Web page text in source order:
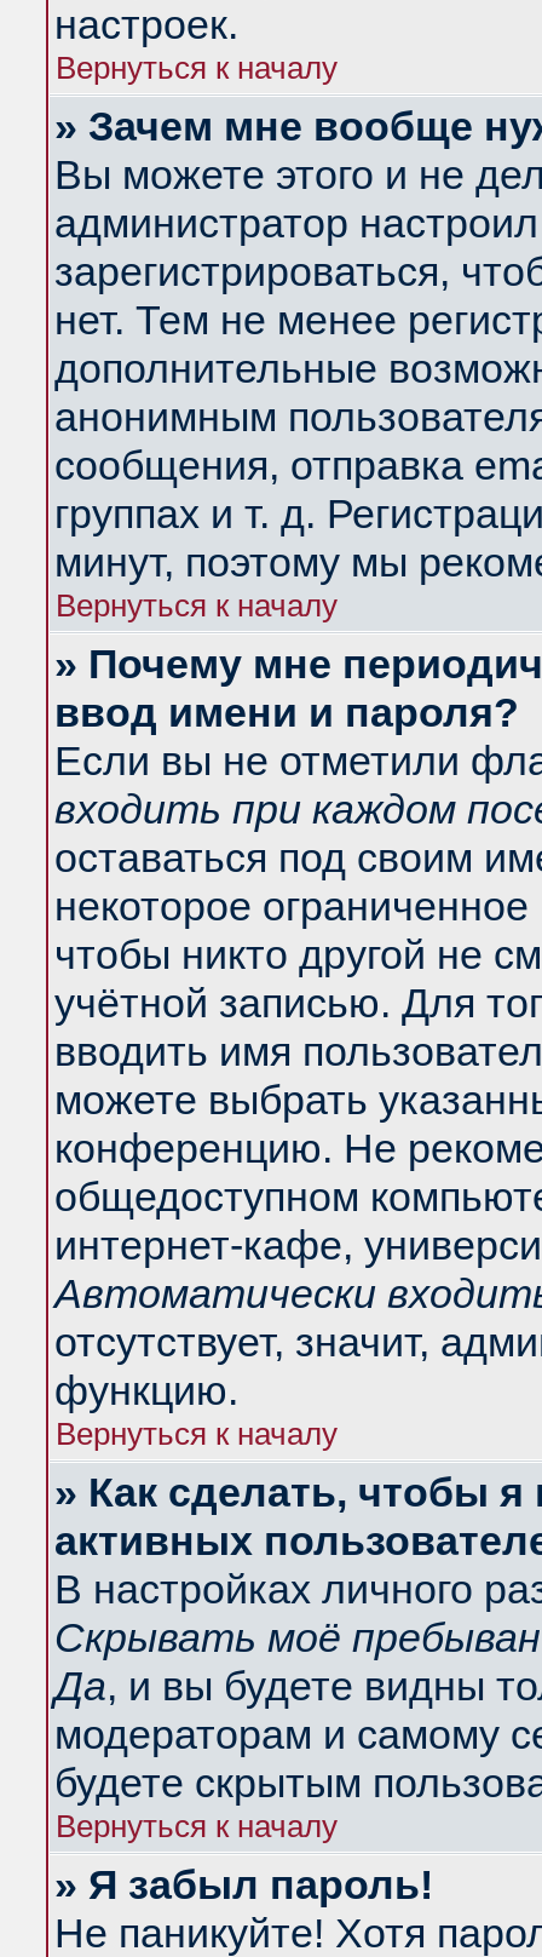
настроек.
Вернуться к началу
» Зачем мне вообще
Вы можете этого и не
администратор
зарегистрироваться,
нет. Тем не менее
дополнительные
анонимным
сообщения, отправка
группах и т. д.
минут, поэтому мы
Вернуться к началу
» Почему мне
ввод имени и пароля?
Если вы не отметили
входить при каждом
оставаться под своим
некоторое
чтобы никто другой не
учётной записью. Для
вводить имя
можете выбрать
конференцию. Не
общедоступном
интернет-кафе,
Автоматически
отсутствует, значит,
функцию.
Вернуться к началу
» Как сделать, чтобы
активных
В настройках личного
Скрывать моё
Да, и вы будете видны
модераторам и самому
будете скрытым
Вернуться к началу
» Я забыл пароль!
Не паникуйте! Хотя